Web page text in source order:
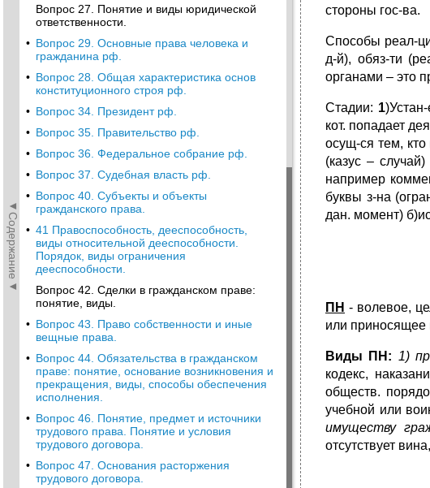
◄Содержание◄
Вопрос 27. Понятие и виды юридической
ответственности.
• Вопрос 29. Основные права человека и
гражданина рф.
• Вопрос 28. Общая характеристика основ
конституционного строя рф.
• Вопрос 34. Президент рф.
• Вопрос 35. Правительство рф.
• Вопрос 36. Федеральное собрание рф.
• Вопрос 37. Судебная власть рф.
• Вопрос 40. Субъекты и объекты
гражданского права.
• 41 Правоспособность, дееспособность,
виды относительной дееспособности.
Порядок, виды ограничения
дееспособности.
Вопрос 42. Сделки в гражданском праве:
понятие, виды.
• Вопрос 43. Право собственности и иные
вещные права.
• Вопрос 44. Обязательства в гражданском
праве: понятие, основание возникновения и
прекращения, виды, способы обеспечения
исполнения.
• Вопрос 46. Понятие, предмет и источники
трудового права. Понятие и условия
трудового договора.
• Вопрос 47. Основания расторжения
трудового договора.
стороны гос-ва.
Способы реал-
д-й), обяз-ти
органами – это
Стадии: 1
кот. попадает
осущ-ся тем,
(казус –
например
буквы з-на
дан. момент)
ПН - волевое,
или приносящее
Виды ПН: 1)
кодекс,
обществ.
учебной или
имуществу
отсутствует